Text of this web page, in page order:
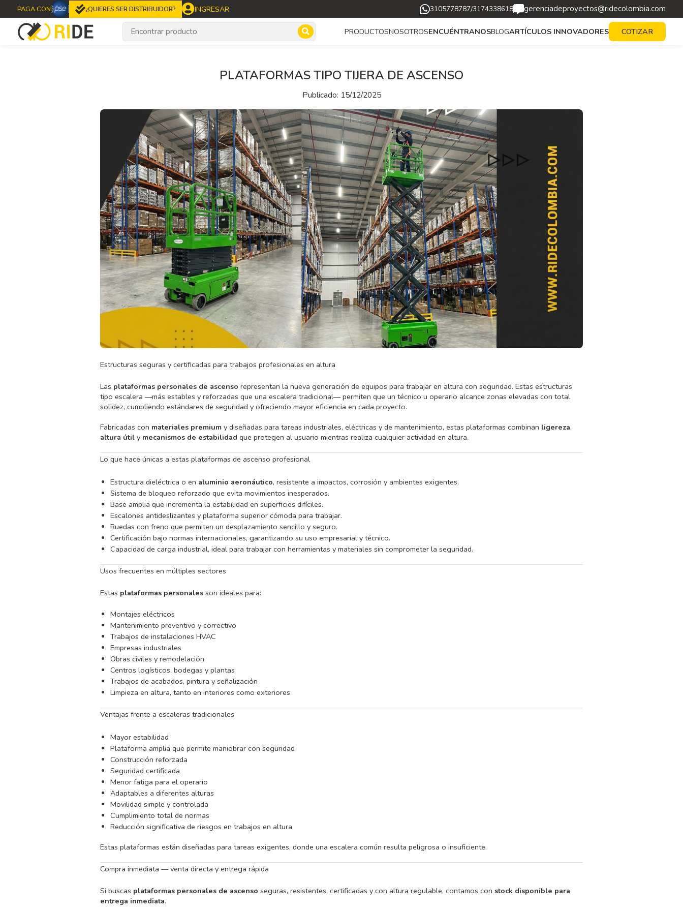
PAGA CON ¿QUIERES SER DISTRIBUIDOR? INGRESAR 3105778787/3174338618 gerenciadeproyectos@ridecolombia.com
PRODUCTOSNOSOTROSENCUÉNTRANOSBLOGARTÍCULOS INNOVADORES COTIZAR
PLATAFORMAS TIPO TIJERA DE ASCENSO
Publicado: 15/12/2025
Estructuras seguras y certificadas para trabajos profesionales en altura
Las plataformas personales de ascenso representan la nueva generación de equipos para trabajar en altura con seguridad. Estas estructuras
tipo escalera —más estables y reforzadas que una escalera tradicional— permiten que un técnico u operario alcance zonas elevadas con total
solidez, cumpliendo estándares de seguridad y ofreciendo mayor eficiencia en cada proyecto.
Fabricadas con materiales premium y diseñadas para tareas industriales, eléctricas y de mantenimiento, estas plataformas combinan ligereza,
altura útil y mecanismos de estabilidad que protegen al usuario mientras realiza cualquier actividad en altura.
Lo que hace únicas a estas plataformas de ascenso profesional
Estructura dieléctrica o en aluminio aeronáutico, resistente a impactos, corrosión y ambientes exigentes.
Sistema de bloqueo reforzado que evita movimientos inesperados.
Base amplia que incrementa la estabilidad en superficies difíciles.
Escalones antideslizantes y plataforma superior cómoda para trabajar.
Ruedas con freno que permiten un desplazamiento sencillo y seguro.
Certificación bajo normas internacionales, garantizando su uso empresarial y técnico.
Capacidad de carga industrial, ideal para trabajar con herramientas y materiales sin comprometer la seguridad.
Usos frecuentes en múltiples sectores
Estas plataformas personales son ideales para:
Montajes eléctricos
Mantenimiento preventivo y correctivo
Trabajos de instalaciones HVAC
Empresas industriales
Obras civiles y remodelación
Centros logísticos, bodegas y plantas
Trabajos de acabados, pintura y señalización
Limpieza en altura, tanto en interiores como exteriores
Ventajas frente a escaleras tradicionales
Mayor estabilidad
Plataforma amplia que permite maniobrar con seguridad
Construcción reforzada
Seguridad certificada
Menor fatiga para el operario
Adaptables a diferentes alturas
Movilidad simple y controlada
Cumplimiento total de normas
Reducción significativa de riesgos en trabajos en altura
Estas plataformas están diseñadas para tareas exigentes, donde una escalera común resulta peligrosa o insuficiente.
Compra inmediata — venta directa y entrega rápida
Si buscas plataformas personales de ascenso seguras, resistentes, certificadas y con altura regulable, contamos con stock disponible para
entrega inmediata.